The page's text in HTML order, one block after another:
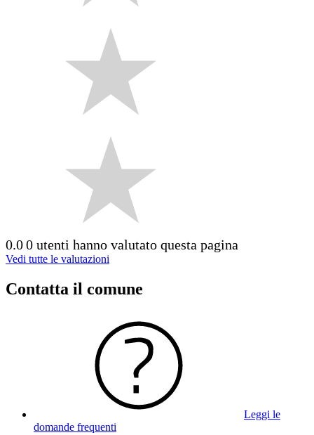
0.00 utenti hanno valutato questa pagina
Vedi tutte le valutazioni
Contatta il comune
Leggi le
domande frequenti